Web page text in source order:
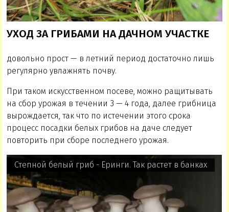
УХОД ЗА ГРИБАМИ НА ДАЧНОМ УЧАСТКЕ
довольно прост — в летний период достаточно лишь
регулярно увлажнять почву.
При таком искусственном посеве, можно ращитывать
на сбор урожая в течении 3 — 4 года, далее грибница
вырождается, так что по истечении этого срока
процесс посадки белых грибов на даче следует
повторить при сборе последнего урожая.
Степной белый гриб - Еринги. Так растет в банках